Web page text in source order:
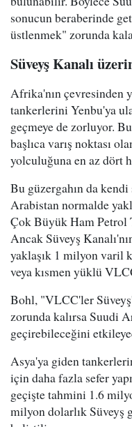
sonucun beraberinde
üstlenmek" zorunda
Süveyş Kanalı
Afrika'nın çevresinden
tankerlerini Yenbu'ya
geçmeye de zorluyor.
başlıca varış noktası
yolculuğuna en az dört
Bu güzergahın da
Arabistan normalde
Çok Büyük Ham
Ancak Süveyş
yaklaşık 1 milyon varil
veya kısmen yüklü
Bohl, "VLCC'ler
zorunda kalırsa Suudi
geçirebileceğini
Asya'ya giden
için daha fazla sefer
geçişte tahmini 1.6
milyon dolarlık Süveyş